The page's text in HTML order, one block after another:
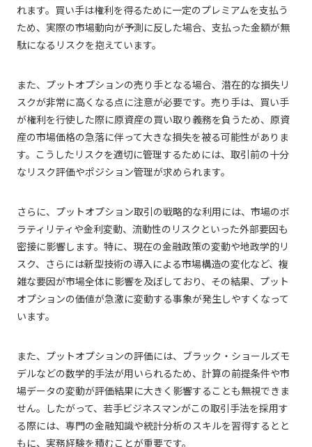
れます。買い手は権利を得るために一定のプレミアムを支払う
ため、実際の市場動向が予測に反した場合、支払った金額が無
駄になるリスクを抱えています。
また、プットオプションの売り手となる場合、潜在的な損失リ
スクが非常に高くなる点に注意が必要です。売り手は、買い手
が権利を行使した際に原資産の買い取り義務を負うため、原資
産の市場価格の急落に伴って大きな損失を被る可能性がありま
す。こうしたリスクを適切に管理するためには、取引前の十分
なリスク評価やポジション管理が求められます。
さらに、プットオプション取引の戦略的な利用には、市場のボ
ラティリティや金利変動、流動性のリスクといった外部要因も
密接に影響します。特に、現在の金融政策の変動や地政学的リ
スク、さらには新型技術の導入による市場構造の変化など、複
雑な要因が市場全体に影響を及ぼしており、その結果、プット
オプションの価値が急激に変動する事象が発生しやすくなって
います。
また、プットオプションの評価には、ブラック・ショールズモ
デルなどの数学的手法が用いられるため、計算の前提条件や市
場データの変動が評価結果に大きく影響することも無視できま
せん。したがって、若手ビジネスマンがこの取引手法を採用す
る際には、専門の金融知識や統計分析のスキルを習得するとと
もに、実務経験を積むことが重要です。